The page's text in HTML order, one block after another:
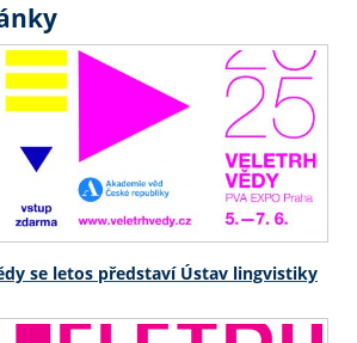
se letos představí Ústav lingvistiky